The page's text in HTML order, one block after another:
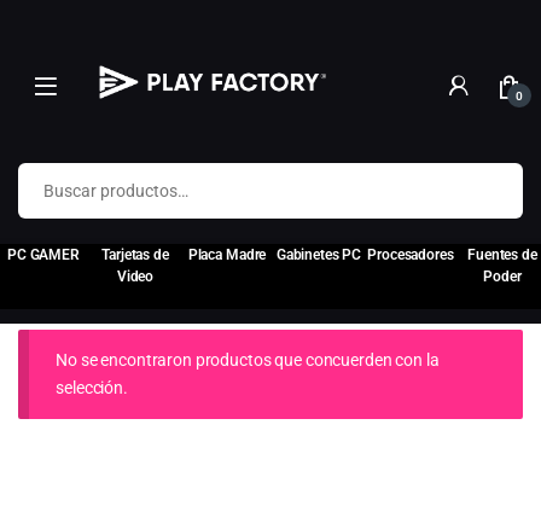
0
Buscar por:
PC GAMER
Tarjetas de
Video
Placa Madre Gabinetes PC Procesadores
Fuentes de
Poder
No se encontraron productos que concuerden con la
selección.